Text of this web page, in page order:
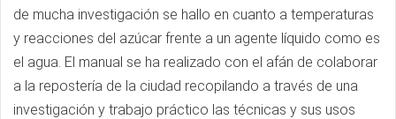
de mucha investigación se hallo en cuanto a temperaturas
y reacciones del azúcar frente a un agente líquido como es
el agua. El manual se ha realizado con el afán de colaborar
a la repostería de la ciudad recopilando a través de una
investigación y trabajo práctico las técnicas y sus usos